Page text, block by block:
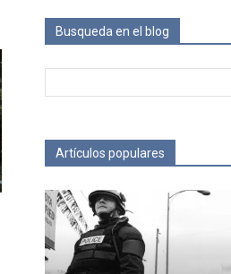
Busqueda en el blog
Artículos populares